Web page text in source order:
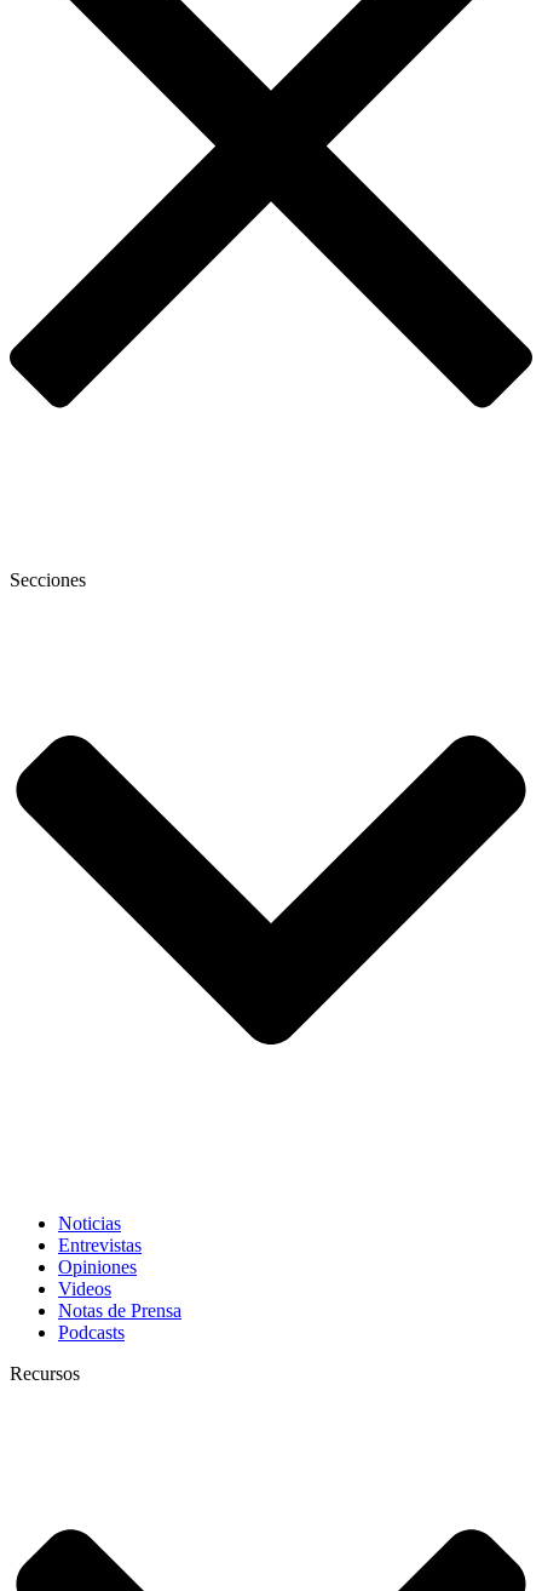
Secciones
Noticias
Entrevistas
Opiniones
Videos
Notas de Prensa
Podcasts
Recursos